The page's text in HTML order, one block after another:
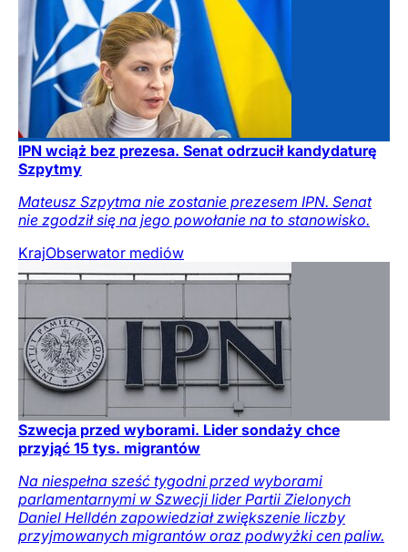
IPN wciąż bez prezesa. Senat odrzucił kandydaturę
Szpytmy
Mateusz Szpytma nie zostanie prezesem IPN. Senat
nie zgodził się na jego powołanie na to stanowisko.
KrajObserwator mediów
Szwecja przed wyborami. Lider sondaży chce
przyjąć 15 tys. migrantów
Na niespełna sześć tygodni przed wyborami
parlamentarnymi w Szwecji lider Partii Zielonych
Daniel Helldén zapowiedział zwiększenie liczby
przyjmowanych migrantów oraz podwyżki cen paliw.